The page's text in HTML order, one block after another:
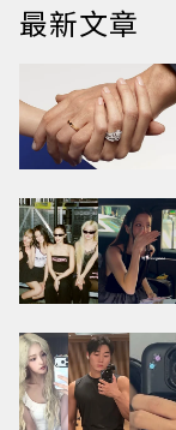
最新文章